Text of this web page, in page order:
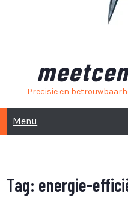
Precisie en
Menu
Tag: energie-